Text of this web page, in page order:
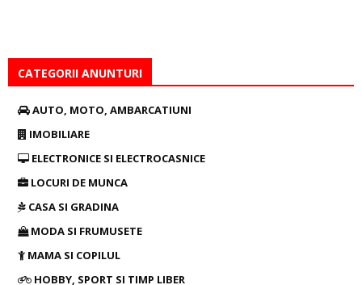
CATEGORII ANUNTURI
AUTO, MOTO, AMBARCATIUNI
IMOBILIARE
ELECTRONICE SI ELECTROCASNICE
LOCURI DE MUNCA
CASA SI GRADINA
MODA SI FRUMUSETE
MAMA SI COPILUL
HOBBY, SPORT SI TIMP LIBER